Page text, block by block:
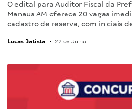
O edital para Auditor Fiscal da
Manaus AM oferece 20 vagas
cadastro de reserva, com iniciais
Lucas Batista • 27 de Julho